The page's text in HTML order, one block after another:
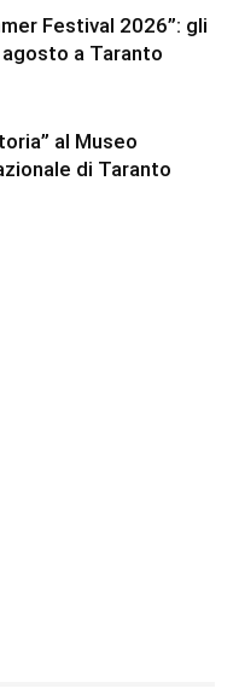
Festival 2026”: gli
a Taranto
al Museo
di Taranto